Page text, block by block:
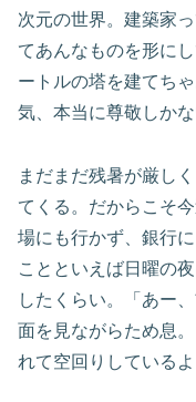
次元の世界。建築家
てあんなものを形に
ートルの塔を建てち
気、本当に尊敬しかな
まだまだ残暑が厳し
てくる。だからこそ
場にも行かず、銀行
ことといえば日曜の
したくらい。「あー
面を見ながらため息
れて空回りしている